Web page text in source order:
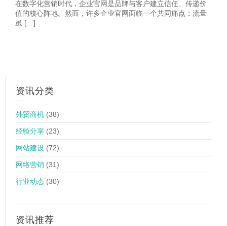
在数字化营销时代，企业官网是品牌与客户建立信任、传递价
值的核心阵地。然而，许多企业官网面临一个共同痛点：流量
虽 […]
资讯分类
外贸商机 (38)
经验分享 (23)
网站建设 (72)
网络营销 (31)
行业动态 (30)
资讯推荐